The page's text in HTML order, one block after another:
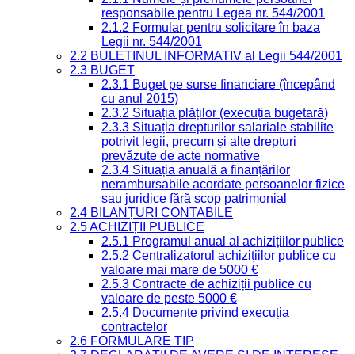
responsabile pentru Legea nr. 544/2001
2.1.2 Formular pentru solicitare în baza
Legii nr. 544/2001
2.2 BULETINUL INFORMATIV al Legii 544/2001
2.3 BUGET
2.3.1 Buget pe surse financiare (începând
cu anul 2015)
2.3.2 Situația plăților (execuția bugetară)
2.3.3 Situația drepturilor salariale stabilite
potrivit legii, precum și alte drepturi
prevăzute de acte normative
2.3.4 Situația anuală a finanțărilor
nerambursabile acordate persoanelor fizice
sau juridice fără scop patrimonial
2.4 BILANȚURI CONTABILE
2.5 ACHIZIȚII PUBLICE
2.5.1 Programul anual al achizițiilor publice
2.5.2 Centralizatorul achizițiilor publice cu
valoare mai mare de 5000 €
2.5.3 Contracte de achiziții publice cu
valoare de peste 5000 €
2.5.4 Documente privind execuția
contractelor
2.6 FORMULARE TIP